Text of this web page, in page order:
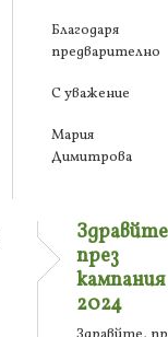
Благодаря
предварително
С уважение
Мария
Димитрова
през
кампания
2024